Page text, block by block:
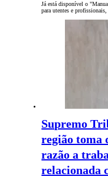
Já está disponível o
para utentes e
Supremo
região toma
razão a
relacionada